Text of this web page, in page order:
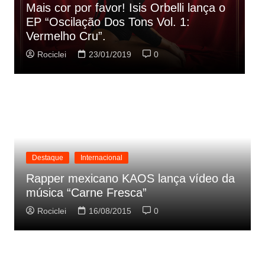
Rashid vai buscar nos HQs as
referencias do clipe de sua nova
música
Rociclei 22/01/2019 0
Destaque Internacional
Rapper mexicano KAOS lança vídeo da
música “Carne Fresca”
Rociclei 16/08/2015 0